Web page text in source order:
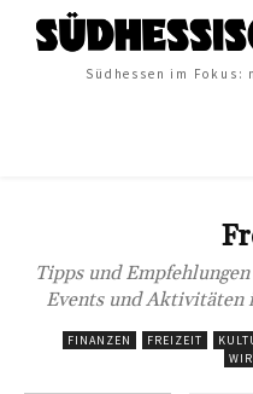
Südhessen im
Tipps und
Events und Aktivitäten
FINANZEN FREIZEIT